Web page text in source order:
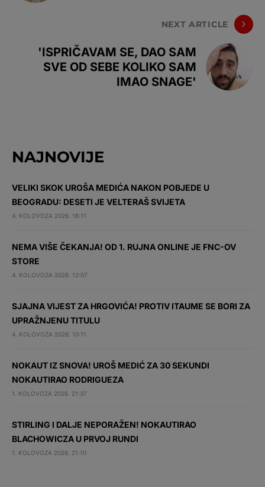
NEXT ARTICLE
'ISPRIČAVAM SE, DAO SAM
SVE OD SEBE KOLIKO SAM
IMAO SNAGE'
NAJNOVIJE
VELIKI SKOK UROŠA MEDIĆA NAKON POBJEDE U
BEOGRADU: DESETI JE VELTERAŠ SVIJETA
4. KOLOVOZA 2026. 16:11
NEMA VIŠE ČEKANJA! OD 1. RUJNA ONLINE JE FNC-OV
STORE
4. KOLOVOZA 2026. 12:07
SJAJNA VIJEST ZA HRGOVIĆA! PROTIV ITAUME SE BORI ZA
UPRAŽNJENU TITULU
4. KOLOVOZA 2026. 10:11
NOKAUT IZ SNOVA! UROŠ MEDIĆ ZA 30 SEKUNDI
NOKAUTIRAO RODRIGUEZA
1. KOLOVOZA 2026. 21:37
STIRLING I DALJE NEPORAŽEN! NOKAUTIRAO
BLACHOWICZA U PRVOJ RUNDI
1. KOLOVOZA 2026. 21:10